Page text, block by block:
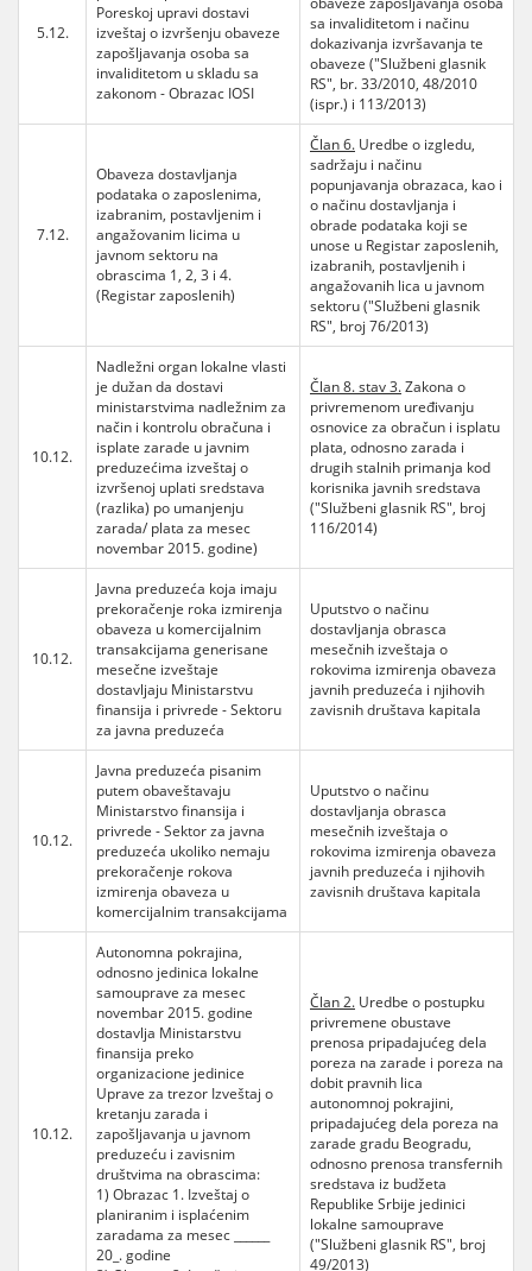
5.12.
Poreskoj upravi dostavi
izveštaj o izvršenju obaveze
zapošljavanja osoba sa
invaliditetom u skladu sa
zakonom - Obrazac IOSI
sa invaliditetom i načinu
dokazivanja izvršavanja te
obaveze ("Službeni glasnik
RS", br. 33/2010, 48/2010
(ispr.) i 113/2013)
7.12.
Obaveza dostavljanja
podataka o zaposlenima,
izabranim, postavljenim i
angažovanim licima u
javnom sektoru na
obrascima 1, 2, 3 i 4.
(Registar zaposlenih)
Član 6. Uredbe o izgledu,
sadržaju i načinu
popunjavanja obrazaca, kao i
o načinu dostavljanja i
obrade podataka koji se
unose u Registar zaposlenih,
izabranih, postavljenih i
angažovanih lica u javnom
sektoru ("Službeni glasnik
RS", broj 76/2013)
10.12.
Nadležni organ lokalne vlasti
je dužan da dostavi
ministarstvima nadležnim za
način i kontrolu obračuna i
isplate zarade u javnim
preduzećima izveštaj o
izvršenoj uplati sredstava
(razlika) po umanjenju
zarada/ plata za mesec
novembar 2015. godine)
Član 8. stav 3.Zakona o
privremenom uređivanju
osnovice za obračun i isplatu
plata, odnosno zarada i
drugih stalnih primanja kod
korisnika javnih sredstava
("Službeni glasnik RS", broj
116/2014)
10.12.
Javna preduzeća koja imaju
prekoračenje roka izmirenja
obaveza u komercijalnim
transakcijama generisane
mesečne izveštaje
dostavljaju Ministarstvu
finansija i privrede - Sektoru
za javna preduzeća
Uputstvo o načinu
dostavljanja obrasca
mesečnih izveštaja o
rokovima izmirenja obaveza
javnih preduzeća i njihovih
zavisnih društava kapitala
10.12.
Javna preduzeća pisanim
putem obaveštavaju
Ministarstvo finansija i
privrede - Sektor za javna
preduzeća ukoliko nemaju
prekoračenje rokova
izmirenja obaveza u
komercijalnim transakcijama
Uputstvo o načinu
dostavljanja obrasca
mesečnih izveštaja o
rokovima izmirenja obaveza
javnih preduzeća i njihovih
zavisnih društava kapitala
10.12.
Autonomna pokrajina,
odnosno jedinica lokalne
samouprave za mesec
novembar 2015. godine
dostavlja Ministarstvu
finansija preko
organizacione jedinice
Uprave za trezor Izveštaj o
kretanju zarada i
zapošljavanja u javnom
preduzeću i zavisnim
društvima na obrascima:
1) Obrazac 1. Izveštaj o
planiranim i isplaćenim
zaradama za mesec ______
20_. godine
Član 2. Uredbe o postupku
privremene obustave
prenosa pripadajućeg dela
poreza na zarade i poreza na
dobit pravnih lica
autonomnoj pokrajini,
pripadajućeg dela poreza na
zarade gradu Beogradu,
odnosno prenosa transfernih
sredstava iz budžeta
Republike Srbije jedinici
lokalne samouprave
("Službeni glasnik RS", broj
49/2013)